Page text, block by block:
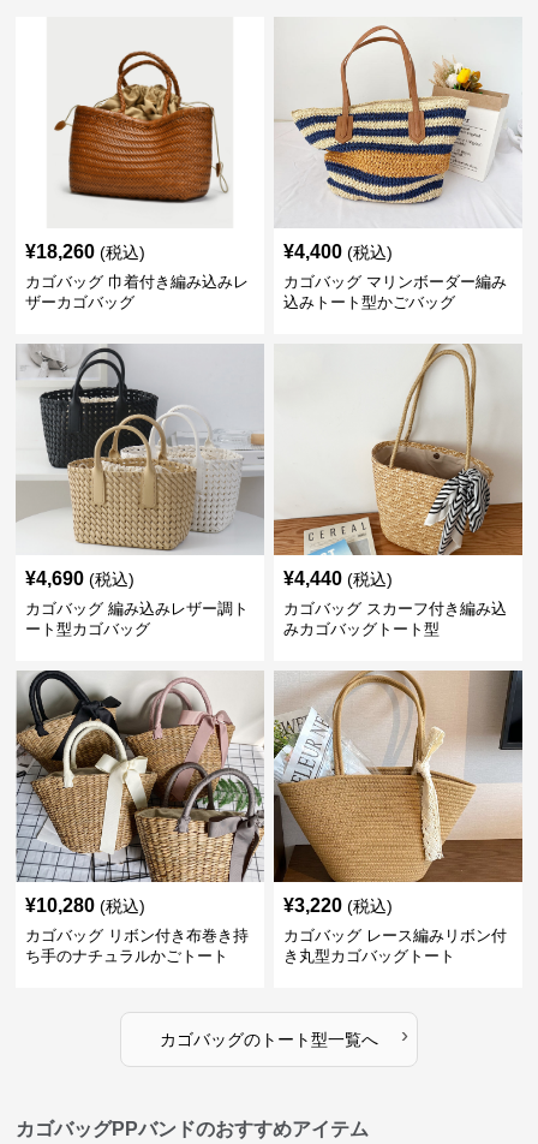
¥18,260 (税込)
カゴバッグ 巾着付き編み込みレ
ザーカゴバッグ
¥4,400 (税込)
カゴバッグ マリンボーダー編み
込みトート型かごバッグ
¥4,690 (税込)
カゴバッグ 編み込みレザー調ト
ート型カゴバッグ
¥4,440 (税込)
カゴバッグ スカーフ付き編み込
みカゴバッグトート型
¥10,280 (税込)
カゴバッグ リボン付き布巻き持
ち手のナチュラルかごトート
¥3,220 (税込)
カゴバッグ レース編みリボン付
き丸型カゴバッグトート
カゴバッグのトート型一覧へ ›
カゴバッグPPバンドのおすすめアイテム